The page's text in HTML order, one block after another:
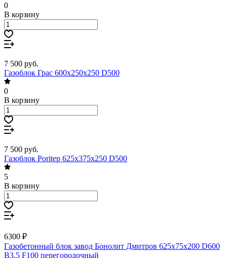
0
В корзину
7 500 руб.
Газоблок Грас 600х250х250 D500
0
В корзину
7 500 руб.
Газоблок Poritep 625х375х250 D500
5
В корзину
6300 ₽
Газобетонный блок завод Бонолит Дмитров 625х75х200 D600
В3,5 F100 перегородочный